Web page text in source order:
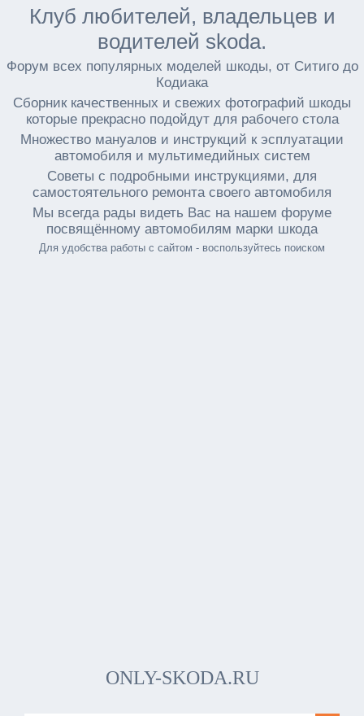
Клуб любителей, владельцев и
водителей skoda.
Форум всех популярных моделей шкоды, от Ситиго до
Кодиака
Сборник качественных и свежих фотографий шкоды
которые прекрасно подойдут для рабочего стола
Множество мануалов и инструкций к эсплуатации
автомобиля и мультимедийных систем
Советы с подробными инструкциями, для
самостоятельного ремонта своего автомобиля
Мы всегда рады видеть Вас на нашем форуме
посвящённому автомобилям марки шкода
Для удобства работы с сайтом - воспользуйтесь поиском
ONLY-SKODA.RU